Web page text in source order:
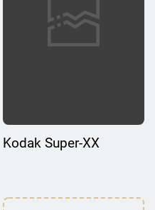
Kodak Super-XX